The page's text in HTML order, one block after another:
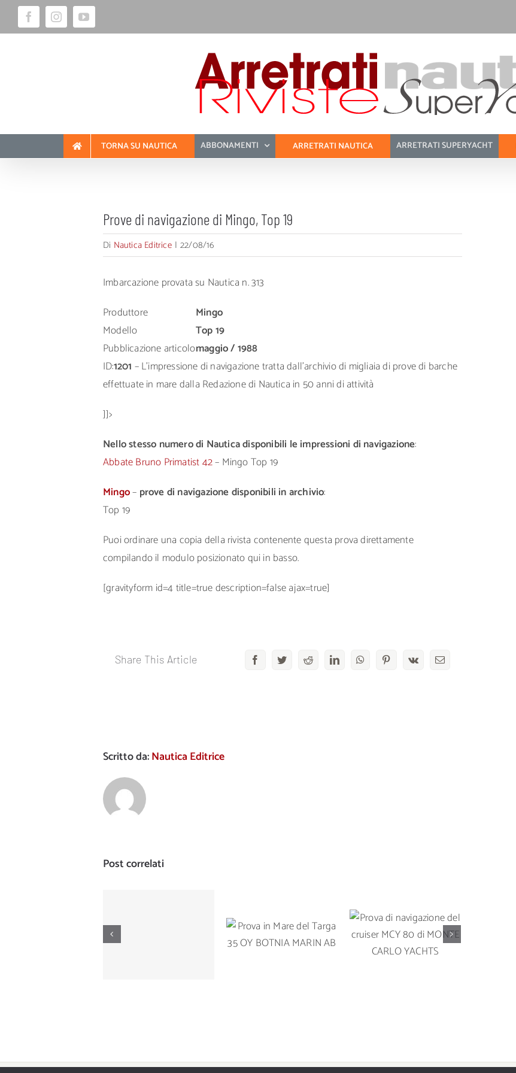
Salta
FacebookInstagramYouTube
TORNA SU NAUTICA ABBONAMENTI ARRETRATI NAUTICA ARRETRATI SUPERYACHT
Prove di navigazione di Mingo, Top 19
Di Nautica Editrice | 22/08/16
Imbarcazione provata su Nautica n. 313
Produttore
Mingo
Modello
Top 19
Pubblicazione articolomaggio / 1988
ID:1201 – L’impressione di navigazione tratta dall’archivio di migliaia di prove di barche
effettuate in mare dalla Redazione di Nautica in 50 anni di attività
]]>
Nello stesso numero di Nautica disponibili le impressioni di navigazione:
Abbate Bruno Primatist 42– Mingo Top 19
Mingo– prove di navigazione disponibili in archivio:
Top 19
Puoi ordinare una copia della rivista contenente questa prova direttamente
compilando il modulo posizionato qui in basso.
[gravityform id=4 title=true description=false ajax=true]
Share This Article FacebookTwitterRedditLinkedInWhatsAppPinterestVk Email
Scritto da:Nautica Editrice
Post correlati
Targa 35 OY
Prova di
navigazione del
cruiser MCY 80 di